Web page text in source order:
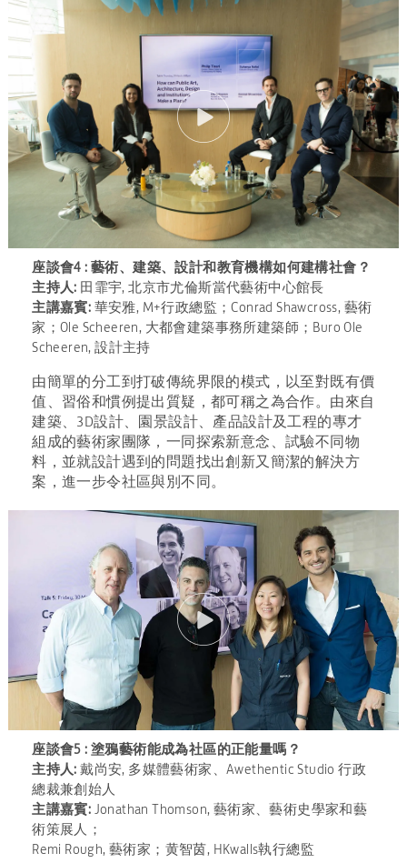
座談會4 : 藝術、建築、設計和教育機構如何建構社會？
主持人: 田霏宇, 北京市尤倫斯當代藝術中心館長
主講嘉賓: 華安雅, M+行政總監；Conrad Shawcross, 藝術
家；Ole Scheeren, 大都會建築事務所建築師；Buro Ole
Scheeren, 設計主持
由簡單的分工到打破傳統界限的模式，以至對既有價
值、習俗和慣例提出質疑，都可稱之為合作。由來自
建築、3D設計、園景設計、產品設計及工程的專才
組成的藝術家團隊，一同探索新意念、試驗不同物
料，並就設計遇到的問題找出創新又簡潔的解決方
案，進一步令社區與別不同。
座談會5 : 塗鴉藝術能成為社區的正能量嗎？
主持人: 戴尚安, 多媒體藝術家、Awethentic Studio 行政
總裁兼創始人
主講嘉賓: Jonathan Thomson, 藝術家、藝術史學家和藝
術策展人；
Remi Rough, 藝術家；黄智茵, HKwalls執行總監